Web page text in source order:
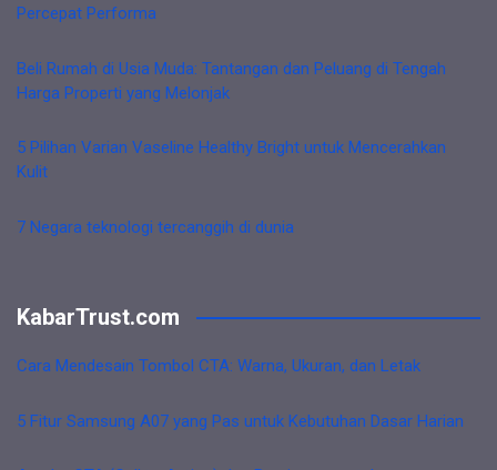
Percepat Performa
Beli Rumah di Usia Muda: Tantangan dan Peluang di Tengah
Harga Properti yang Melonjak
5 Pilihan Varian Vaseline Healthy Bright untuk Mencerahkan
Kulit
7 Negara teknologi tercanggih di dunia
KabarTrust.com
Cara Mendesain Tombol CTA: Warna, Ukuran, dan Letak
5 Fitur Samsung A07 yang Pas untuk Kebutuhan Dasar Harian